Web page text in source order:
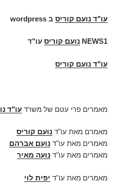
עו"ד נועם קוריס ב wordpress
NEWS1 נועם קוריס עו"ד
עו"ד נועם קוריס
מאמרים פרי עטם של משרד עו"ד
מאמרם מאת עו"ד נועם קוריס
מאמרים מאת עו"ד נועם אברהם
מאמרים מאת עו"ד נועה מאיר
מאמרים מאת עו"ד יפית לוי